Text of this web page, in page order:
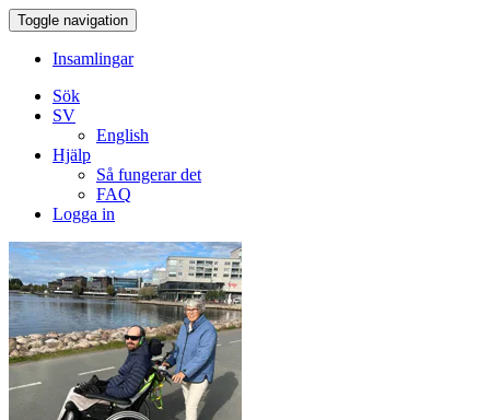
Toggle navigation
Insamlingar
Sök
SV
English
Hjälp
Så fungerar det
FAQ
Logga in